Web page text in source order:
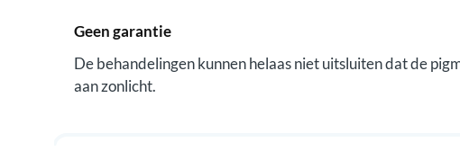
Geen garantie
De behandelingen kunnen helaas niet uitsluiten dat de
aan zonlicht.